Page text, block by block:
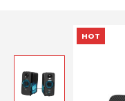
HOT